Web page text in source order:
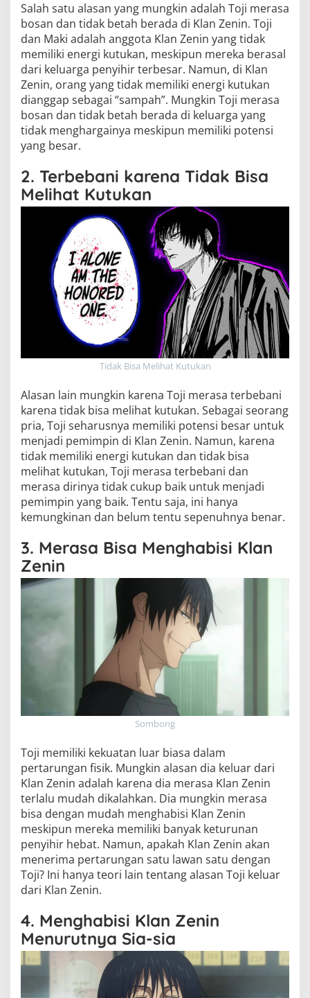
Salah satu alasan yang mungkin adalah Toji merasa
bosan dan tidak betah berada di Klan Zenin. Toji
dan Maki adalah anggota Klan Zenin yang tidak
memiliki energi kutukan, meskipun mereka berasal
dari keluarga penyihir terbesar. Namun, di Klan
Zenin, orang yang tidak memiliki energi kutukan
dianggap sebagai “sampah”. Mungkin Toji merasa
bosan dan tidak betah berada di keluarga yang
tidak menghargainya meskipun memiliki potensi
yang besar.
2. Terbebani karena Tidak Bisa
Melihat Kutukan
Tidak Bisa Melihat Kutukan
Alasan lain mungkin karena Toji merasa terbebani
karena tidak bisa melihat kutukan. Sebagai seorang
pria, Toji seharusnya memiliki potensi besar untuk
menjadi pemimpin di Klan Zenin. Namun, karena
tidak memiliki energi kutukan dan tidak bisa
melihat kutukan, Toji merasa terbebani dan
merasa dirinya tidak cukup baik untuk menjadi
pemimpin yang baik. Tentu saja, ini hanya
kemungkinan dan belum tentu sepenuhnya benar.
3. Merasa Bisa Menghabisi Klan
Zenin
Sombong
Toji memiliki kekuatan luar biasa dalam
pertarungan fisik. Mungkin alasan dia keluar dari
Klan Zenin adalah karena dia merasa Klan Zenin
terlalu mudah dikalahkan. Dia mungkin merasa
bisa dengan mudah menghabisi Klan Zenin
meskipun mereka memiliki banyak keturunan
penyihir hebat. Namun, apakah Klan Zenin akan
menerima pertarungan satu lawan satu dengan
Toji? Ini hanya teori lain tentang alasan Toji keluar
dari Klan Zenin.
4. Menghabisi Klan Zenin
Menurutnya Sia-sia